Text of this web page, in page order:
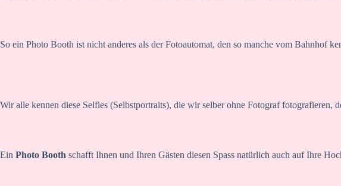
So ein Photo Booth ist nicht anderes als der Fotoautomat, den so manche vom Bahnhof
Wir alle kennen diese Selfies (Selbstportraits), die wir selber ohne Fotograf fotografieren,
Ein Photo Booth schafft Ihnen und Ihren Gästen diesen Spass natürlich auch auf Ihre